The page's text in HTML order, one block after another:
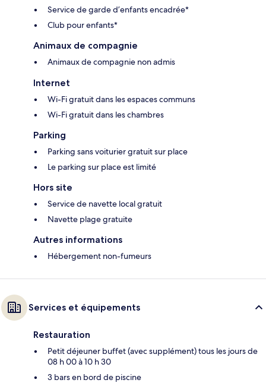
Service de garde d’enfants encadrée*
Club pour enfants*
Animaux de compagnie
Animaux de compagnie non admis
Internet
Wi-Fi gratuit dans les espaces communs
Wi-Fi gratuit dans les chambres
Parking
Parking sans voiturier gratuit sur place
Le parking sur place est limité
Hors site
Service de navette local gratuit
Navette plage gratuite
Autres informations
Hébergement non-fumeurs
Services et équipements
Restauration
Petit déjeuner buffet (avec supplément) tous les jours de
08 h 00 à 10 h 30
3 bars en bord de piscine